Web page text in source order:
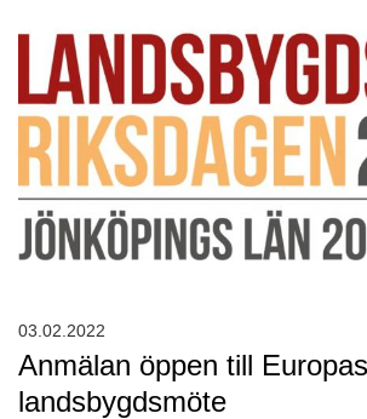
Anmälan öppen till
landsbygdsmöte
03.02.2022